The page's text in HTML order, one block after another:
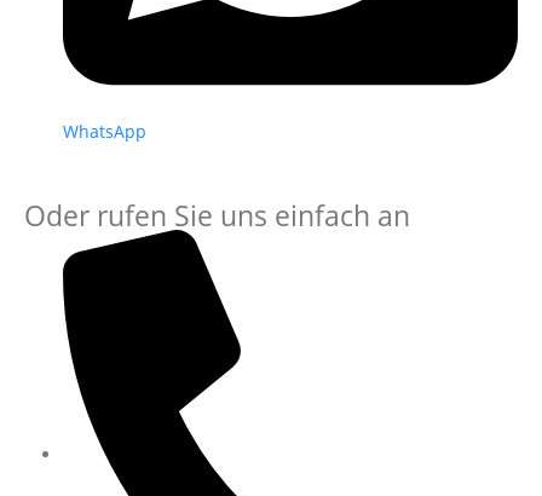
WhatsApp
Oder rufen Sie uns einfach an